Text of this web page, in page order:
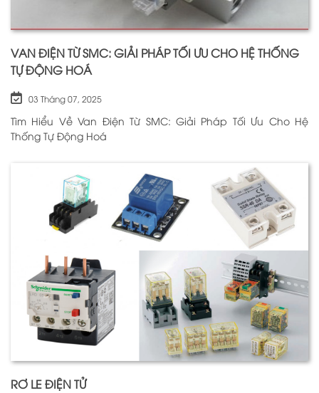
VAN ĐIỆN TỪ SMC: GIẢI PHÁP TỐI ƯU CHO HỆ THỐNG
TỰ ĐỘNG HOÁ
03 Tháng 07, 2025
Tìm Hiểu Về Van Điện Từ SMC: Giải Pháp Tối Ưu Cho Hệ
Thống Tự Động Hoá
RƠ LE ĐIỆN TỬ